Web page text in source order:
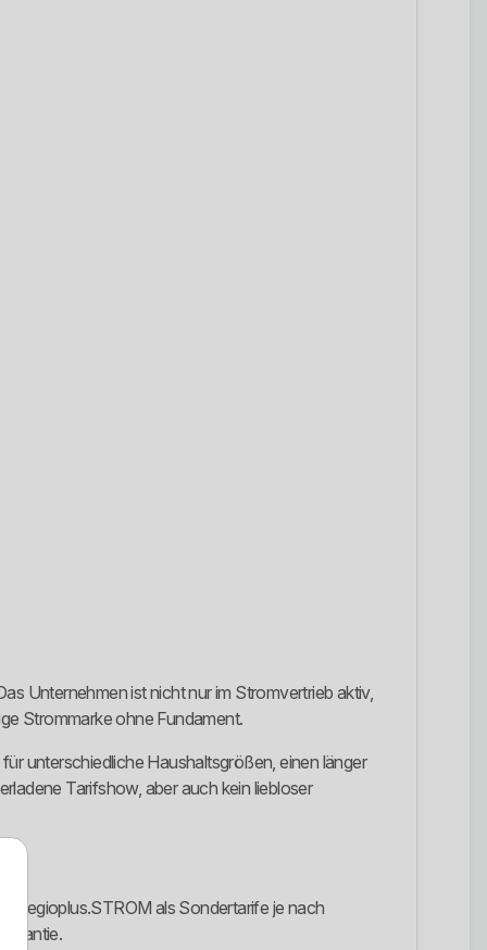
Unternehmen ist nicht nur im Stromvertrieb aktiv,
Strommarke ohne Fundament.
unterschiedliche Haushaltsgrößen, einen länger
Tarifshow, aber auch kein liebloser
regioplus.STROM als Sondertarife je nach